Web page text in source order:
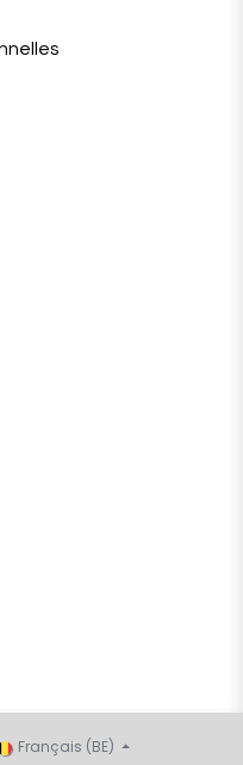
Français (BE)